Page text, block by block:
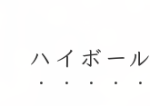
ハイボー